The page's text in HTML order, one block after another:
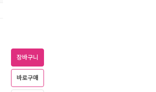
장바구니
바로구매